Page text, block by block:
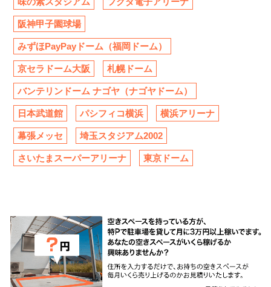
阪神甲子園球場
みずほPayPayドーム（福岡ドーム）
京セラドーム大阪 札幌ドーム
バンテリンドーム ナゴヤ（ナゴヤドーム）
日本武道館 パシフィコ横浜 横浜アリーナ
幕張メッセ 埼玉スタジアム2002
さいたまスーパーアリーナ 東京ドーム